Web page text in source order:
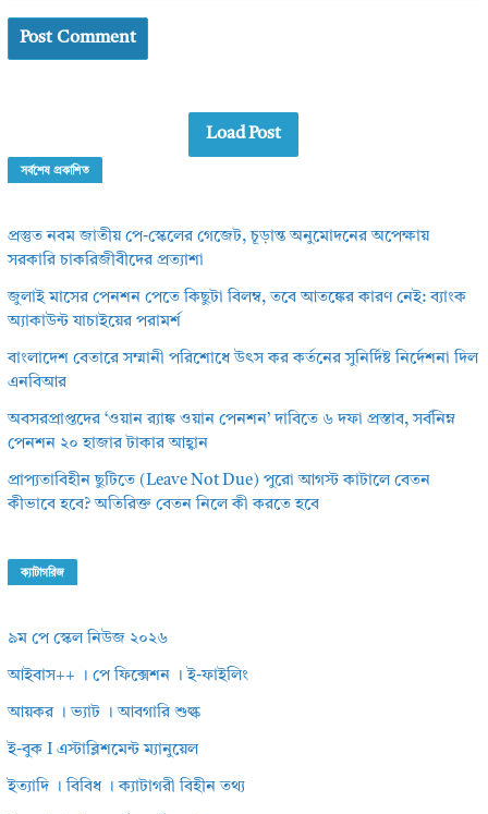
Load Post
সর্বশেষ প্রকাশিত
প্রস্তুত নবম জাতীয় পে-স্কেলের গেজেট, চূড়ান্ত অনুমোদনের অপেক্ষায়
সরকারি চাকরিজীবীদের প্রত্যাশা
জুলাই মাসের পেনশন পেতে কিছুটা বিলম্ব, তবে আতঙ্কের কারণ নেই: ব্যাংক
অ্যাকাউন্ট যাচাইয়ের পরামর্শ
বাংলাদেশ বেতারে সম্মানী পরিশোধে উৎস কর কর্তনের সুনির্দিষ্ট নির্দেশনা দিল
এনবিআর
অবসরপ্রাপ্তদের ‘ওয়ান র‌্যাঙ্ক ওয়ান পেনশন’ দাবিতে ৬ দফা প্রস্তাব, সর্বনিম্ন
পেনশন ২০ হাজার টাকার আহ্বান
প্রাপ্যতাবিহীন ছুটিতে (Leave Not Due) পুরো আগস্ট কাটালে বেতন
কীভাবে হবে? অতিরিক্ত বেতন নিলে কী করতে হবে
ক্যাটাগরিজ
৯ম পে স্কেল নিউজ ২০২৬
আইবাস++ । পে ফিক্সেশন । ই-ফাইলিং
আয়কর । ভ্যাট । আবগারি শুল্ক
ই-বুক I এস্টাব্লিশমেন্ট ম্যানুয়েল
ইত্যাদি । বিবিধ । ক্যাটাগরী বিহীন তথ্য